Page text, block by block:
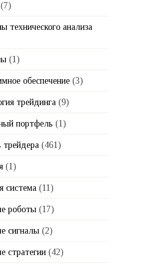
(7)
технического анализа
(1)
обеспечение (3)
трейдинга (9)
портфель (1)
трейдера (461)
(1)
система (11)
роботы (17)
сигналы (2)
стратегии (42)